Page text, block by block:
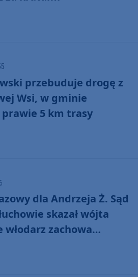
przebuduje drogę z
Wsi, w gminie
prawie 5 km trasy
dla Andrzeja Ż. Sąd
skazał wójta
włodarz zachowa